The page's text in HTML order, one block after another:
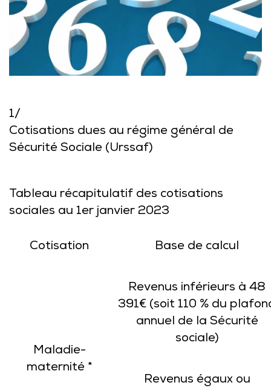
1/
Cotisations dues au régime général de
Sécurité Sociale (Urssaf)
Tableau récapitulatif des cotisations
sociales au 1er janvier 2023
Cotisation Base de calcul
Maladie-
maternité *
Revenus inférieurs à 48
391€ (soit 110 % du
annuel de la Sécurité
sociale)
Revenus égaux ou